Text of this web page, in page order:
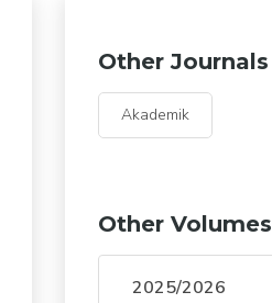
Other Journals
Akademik
Other Volumes
2025/2026